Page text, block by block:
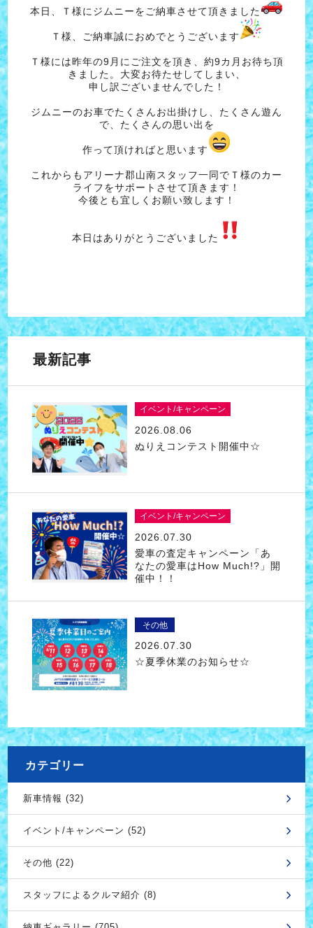
本日、Ｔ様にジムニーをご納車させて頂きました
Ｔ様、ご納車誠におめでとうございます
Ｔ様には昨年の9月にご注文を頂き、約9カ月お待ち頂
きました。大変お待たせしてしまい、
申し訳ございませんでした！
ジムニーのお車でたくさんお出掛けし、たくさん遊ん
で、たくさんの思い出を
作って頂ければと思います
これからもアリーナ郡山南スタッフ一同でＴ様のカー
ライフをサポートさせて頂きます！
今後とも宜しくお願い致します！
本日はありがとうございました
最新記事
イベント/キャンペーン
2026.08.06
ぬりえコンテスト開催中☆
イベント/キャンペーン
2026.07.30
愛車の査定キャンペーン「あ
なたの愛車はHow Much!?」開
催中！！
その他
2026.07.30
☆夏季休業のお知らせ☆
カテゴリー
新車情報 (32)
イベント/キャンペーン (52)
その他 (22)
スタッフによるクルマ紹介 (8)